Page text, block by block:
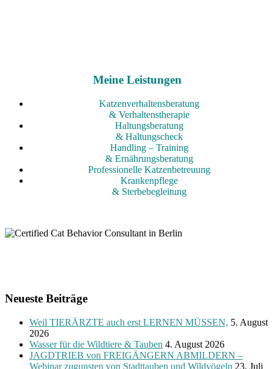
Meine Leistungen
Katzenverhaltensberatung
& Verhaltenstherapie
Haltungsberatung
& Haltungscheck
Handling – Training
& Ernährungsberatung
Professionelle Katzenbetreuung
Krankenpflege
& Sterbebegleitung
Neueste Beiträge
Weil TIERÄRZTE auch erst LERNEN MÜSSEN, 5. August
2026
Wasser für die Wildtiere & Tauben 4. August 2026
JAGDTRIEB von FREIGÄNGERN ABMILDERN –
Webinar zugunsten von Stadttauben und Wildvögeln 23. Juli